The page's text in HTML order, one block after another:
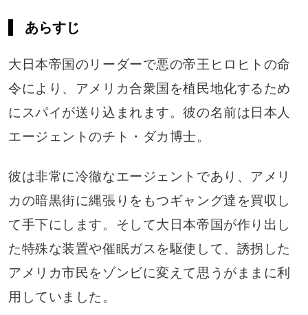
あらすじ
大日本帝国のリーダーで悪の帝王ヒロヒトの命
令により、アメリカ合衆国を植民地化するため
にスパイが送り込まれます。彼の名前は日本人
エージェントのチト・ダカ博士。
彼は非常に冷徹なエージェントであり、アメリ
カの暗黒街に縄張りをもつギャング達を買収し
て手下にします。そして大日本帝国が作り出し
た特殊な装置や催眠ガスを駆使して、誘拐した
アメリカ市民をゾンビに変えて思うがままに利
用していました。